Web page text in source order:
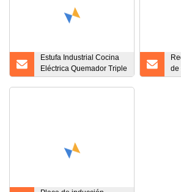
Estufa Industrial Cocina
Eléctrica Quemador Triple
Gas Estufa Horno
de